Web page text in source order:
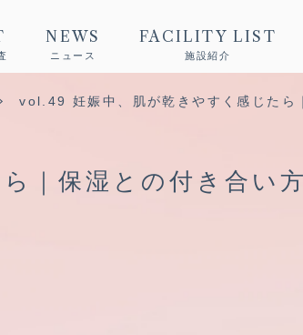
NEWS
ニュース
FACILITY LIST
施設紹介
vol.49 妊娠中、肌が乾きやすく感じたら
｜保湿との付き合い方